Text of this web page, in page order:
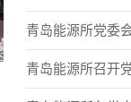
青岛能源所党委
青岛能源所召开